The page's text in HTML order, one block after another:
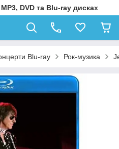
DVD та Blu-ray дисках
Blu-ray Рок-музика